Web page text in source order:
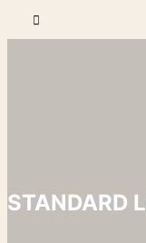
STANDARD